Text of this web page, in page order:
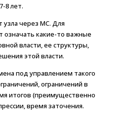
8 лет.
узла через МС. Для
означать какие-то важные
власти, ее структуры,
этой власти.
под управлением такого
ограничений в
итогов (преимущественно
время заточения.